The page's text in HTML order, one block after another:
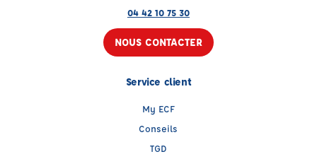
04 42 10 75 30
NOUS CONTACTER
Service client
My ECF
Conseils
TGD